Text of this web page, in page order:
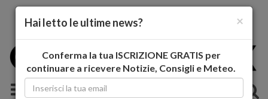
Toggle navigation
×
Hai letto le ultime news?
Conferma la tua ISCRIZIONE GRATIS per
continuare a ricevere Notizie, Consigli e Meteo.